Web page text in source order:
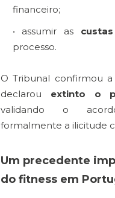
financeiro;
• assumir as
processo.
O Tribunal confirmou
declarou extinto o
validando o
formalmente a ilicitude
Um precedente
do fitness em